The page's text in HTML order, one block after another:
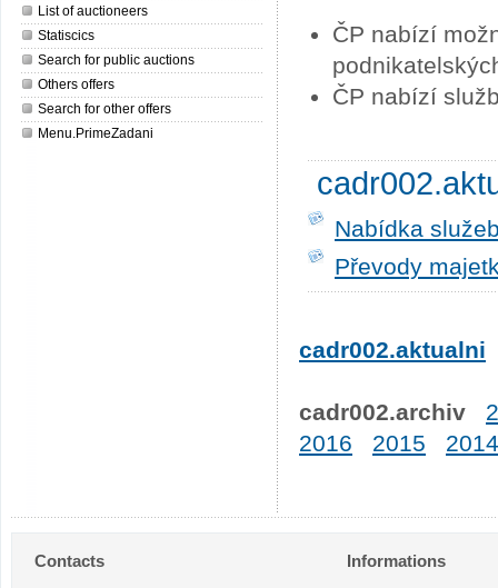
List of auctioneers
Statiscics
Search for public auctions
Others offers
Search for other offers
Menu.PrimeZadani
ČP nabízí
ČP nabízí
Nabídka
Převody
cadr002.aktualni
cadr002.archiv
2016
2015 2014
Contacts Informations